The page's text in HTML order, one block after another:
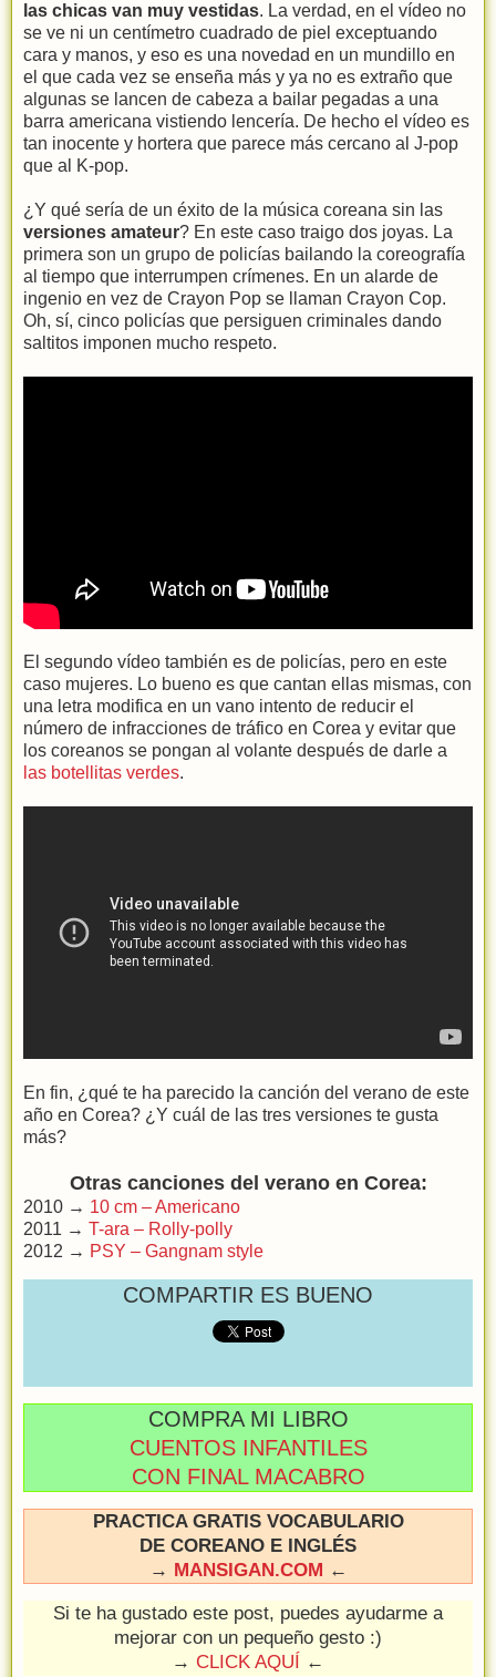
las chicas van muy vestidas. La verdad, en el vídeo no
se ve ni un centímetro cuadrado de piel exceptuando
cara y manos, y eso es una novedad en un mundillo en
el que cada vez se enseña más y ya no es extraño que
algunas se lancen de cabeza a bailar pegadas a una
barra americana vistiendo lencería. De hecho el vídeo es
tan inocente y hortera que parece más cercano al J-pop
que al K-pop.
¿Y qué sería de un éxito de la música coreana sin las
versiones amateur? En este caso traigo dos joyas. La
primera son un grupo de policías bailando la coreografía
al tiempo que interrumpen crímenes. En un alarde de
ingenio en vez de Crayon Pop se llaman Crayon Cop.
Oh, sí, cinco policías que persiguen criminales dando
saltitos imponen mucho respeto.
El segundo vídeo también es de policías, pero en este
caso mujeres. Lo bueno es que cantan ellas mismas, con
una letra modifica en un vano intento de reducir el
número de infracciones de tráfico en Corea y evitar que
los coreanos se pongan al volante después de darle a
las botellitas verdes.
En fin, ¿qué te ha parecido la canción del verano de este
año en Corea? ¿Y cuál de las tres versiones te gusta
más?
Otras canciones del verano en Corea:
2010 → 10 cm – Americano
2011 → T-ara – Rolly-polly
2012 → PSY – Gangnam style
COMPARTIR ES BUENO
COMPRA MI LIBRO
CUENTOS INFANTILES
CON FINAL MACABRO
PRACTICA GRATIS VOCABULARIO
DE COREANO E INGLÉS
→ MANSIGAN.COM ←
Si te ha gustado este post, puedes ayudarme a
mejorar con un pequeño gesto :)
→ CLICK AQUÍ ←